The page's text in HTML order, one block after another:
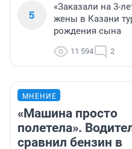
5
«Заказали на 3-
жены в Казани
рождения сына
11 594 2
МНЕНИЕ
«Машина просто
полетела».
сравнил бензин в